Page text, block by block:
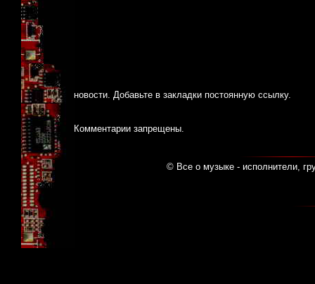
новости. Добавьте в закладки постоянную ссылку.
Комментарии запрещены.
© Все о музыке - исполнители,